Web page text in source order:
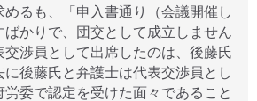
るも、「申入書通り（会議開催し
ばかりで、団交として成立しません
交渉員として出席したのは、後藤氏
に後藤氏と弁護士は代表交渉員とし
委で認定を受けた面々であること